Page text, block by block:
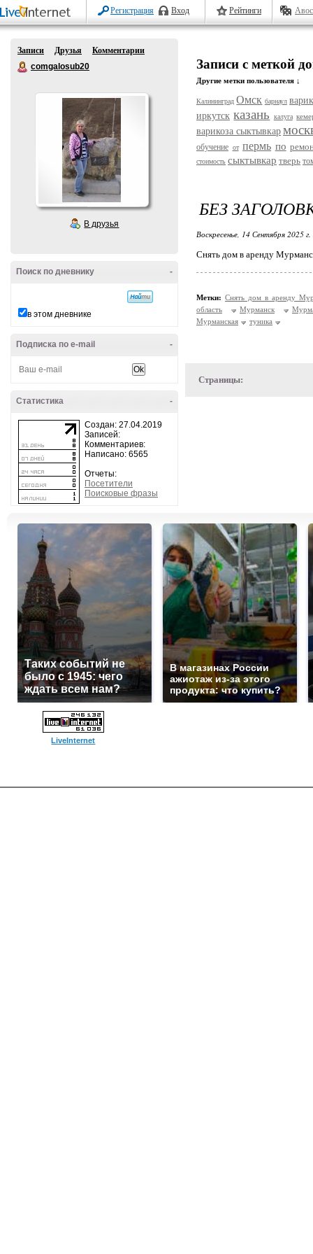
Регистрация Вход Рейтинги
Записи Друзья
Комментарии
comgalosub20
В друзья
-
Поиск по дневнику
в этом дневнике
-
Подписка по e-mail
-
Статистика
Создан: 27.04.2019
Записей:
Комментариев:
Написано: 6565
Отчеты:
Посетители
Поисковые фразы
Записи с меткой
Другие метки пользователя ↓
Калининград Омск барнаул
иркутск казань калуга
варикоза сыктывкар
обучение от пермь по
стоимость сыктывкар тверь
БЕЗ
Воскресенье, 14 Сентября 2025
Снять дом в аренду
Метки: Снять дом в аренду
область
Мурманск
Мурманская
туника
Страницы:
Таких событий не
было с 1945: чего
ждать всем нам?
В магазинах России
ажиотаж из-за этого
продукта: что купить?
LiveInternet